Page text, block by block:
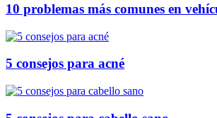
10 problemas más comunes en
5 consejos para acné